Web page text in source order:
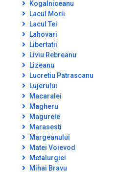
Kogalniceanu
Lacul Morii
Lacul Tei
Lahovari
Libertatii
Liviu Rebreanu
Lizeanu
Lucretiu Patrascanu
Lujerului
Macaralei
Magheru
Magurele
Marasesti
Margeanului
Matei Voievod
Metalurgiei
Mihai Bravu